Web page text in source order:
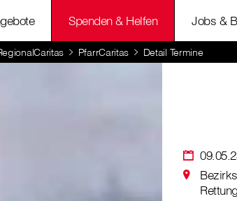
Spenden & Helfen Jobs &
PfarrCaritas Detail Termine